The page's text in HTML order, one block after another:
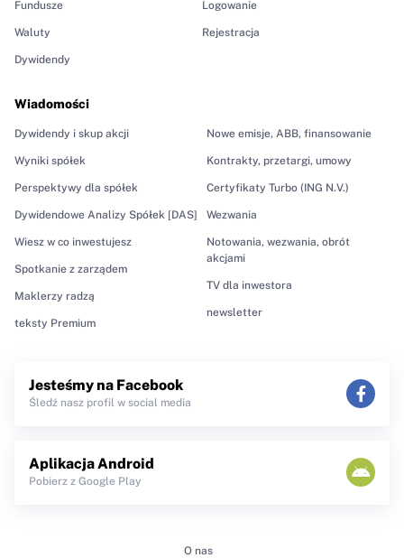
Fundusze
Waluty
Dywidendy
Wiadomości
Dywidendy i skup akcji
Wyniki spółek
Perspektywy dla spółek
Dywidendowe Analizy Spółek [DAS]
Wiesz w co inwestujesz
Spotkanie z zarządem
Maklerzy radzą
teksty Premium
Nowe emisje, ABB, finansowanie
Kontrakty, przetargi, umowy
Certyfikaty Turbo (ING N.V.)
Wezwania
Notowania, wezwania, obrót
akcjami
TV dla inwestora
newsletter
Logowanie
Rejestracja
Jesteśmy na Facebook
Śledź nasz profil w social media
Aplikacja Android
Pobierz z Google Play
O nas